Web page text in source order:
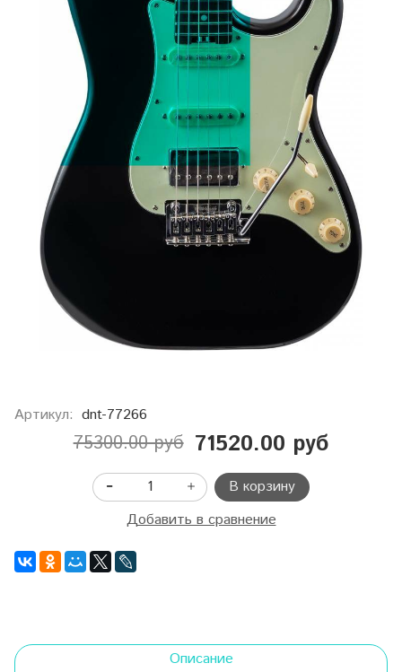
Артикул: dnt-77266
75300.00 руб 71520.00 руб
В корзину
Добавить в сравнение
Описание